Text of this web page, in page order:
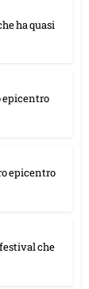
ha quasi
epicentro
epicentro
che